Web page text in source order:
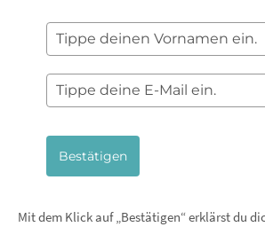
Bestätigen
Mit dem Klick auf „Bestätigen“ erklärst du